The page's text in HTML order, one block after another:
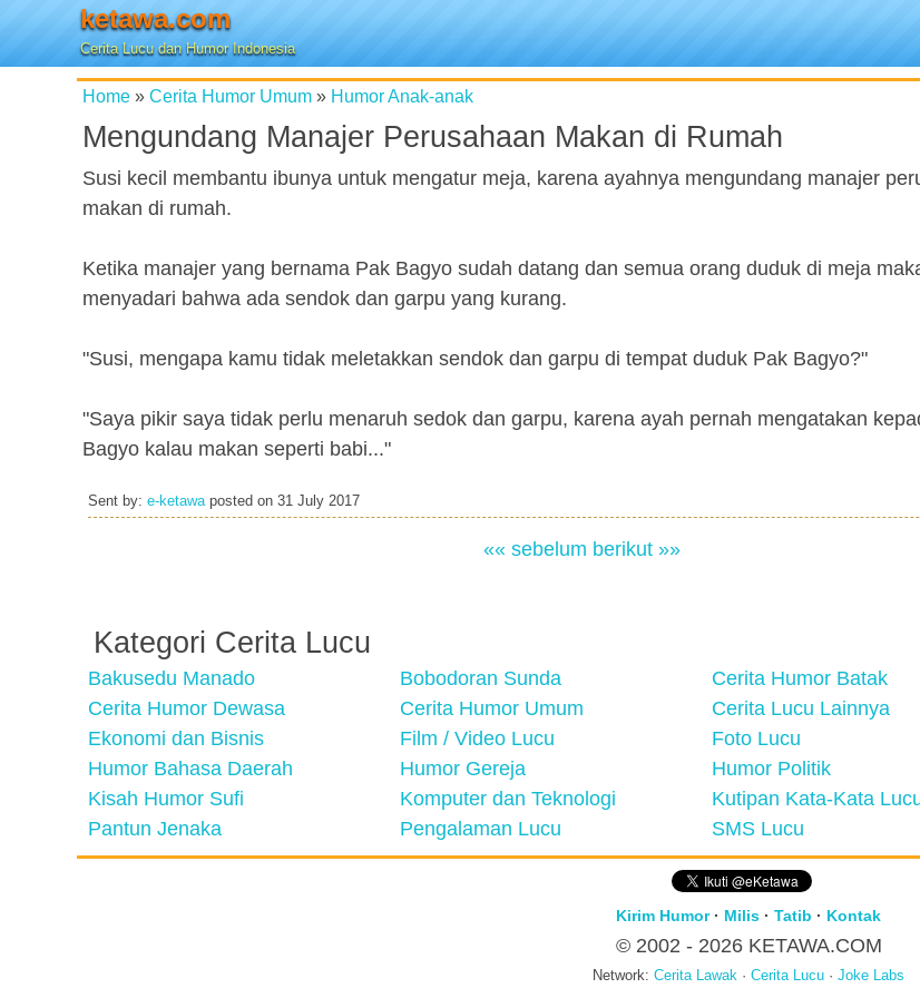
ketawa.com
Cerita Lucu dan Humor Indonesia
Home » Cerita Humor Umum » Humor Anak-anak
Mengundang Manajer Perusahaan Makan di Rumah
Susi kecil membantu ibunya untuk mengatur meja, karena ayahnya mengundang manajer
makan di rumah.
Ketika manajer yang bernama Pak Bagyo sudah datang dan semua orang duduk di meja
menyadari bahwa ada sendok dan garpu yang kurang.
"Susi, mengapa kamu tidak meletakkan sendok dan garpu di tempat duduk Pak Bagyo?"
"Saya pikir saya tidak perlu menaruh sedok dan garpu, karena ayah pernah mengatakan
Bagyo kalau makan seperti babi..."
Sent by: e-ketawaposted on 31 July 2017
«« sebelum berikut »»
Kategori Cerita Lucu
Bakusedu Manado Bobodoran Sunda Cerita Humor Batak
Cerita Humor Dewasa
Cerita Humor Umum Cerita Lucu Lainnya
Ekonomi dan Bisnis
Film / Video Lucu Foto Lucu
Humor Bahasa Daerah
Humor Gereja Humor Politik
Kisah Humor Sufi
Komputer dan Teknologi Kutipan Kata-Kata
Pantun Jenaka
Pengalaman Lucu SMS Lucu
Kirim Humor· Milis · Tatib · Kontak
© 2002 - 2026 KETAWA.COM
Network: Cerita Lawak · Cerita Lucu · Joke Labs